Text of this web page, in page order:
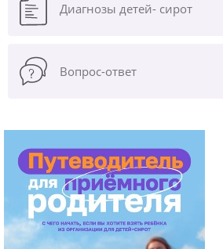
Диагнозы детей- сирот
Вопрос-ответ